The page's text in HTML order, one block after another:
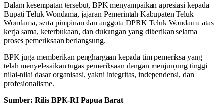
Dalam kesempatan tersebut, BPK menyampaikan apresiasi kepada
Bupati Teluk Wondama, jajaran Pemerintah Kabupaten Teluk
Wondama, serta pimpinan dan anggota DPRK Teluk Wondama atas
kerja sama, keterbukaan, dan dukungan yang diberikan selama
proses pemeriksaan berlangsung.
BPK juga memberikan penghargaan kepada tim pemeriksa yang
telah menyelesaikan tugas pemeriksaan dengan menjunjung tinggi
nilai-nilai dasar organisasi, yakni integritas, independensi, dan
profesionalisme.
Sumber: Rilis BPK-RI Papua Barat